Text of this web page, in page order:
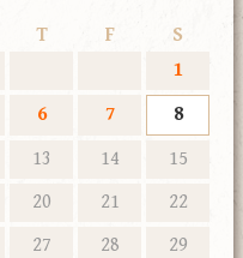
T F
S
1
6 7
8
13 14
15
20 21
22
27 28
29